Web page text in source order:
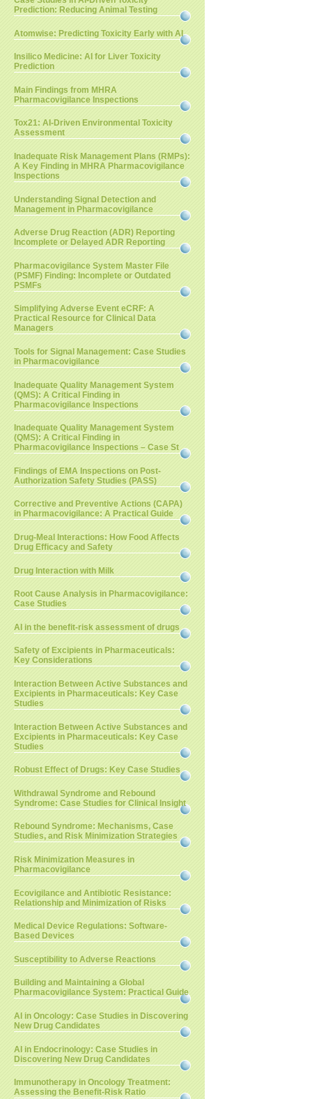
Prediction: Reducing Animal Testing
Atomwise: Predicting Toxicity Early with AI
Insilico Medicine: AI for Liver Toxicity
Prediction
Main Findings from MHRA
Pharmacovigilance Inspections
Tox21: AI-Driven Environmental Toxicity
Assessment
Inadequate Risk Management Plans (RMPs):
A Key Finding in MHRA Pharmacovigilance
Inspections
Understanding Signal Detection and
Management in Pharmacovigilance
Adverse Drug Reaction (ADR) Reporting
Incomplete or Delayed ADR Reporting
Pharmacovigilance System Master File
(PSMF) Finding: Incomplete or Outdated
PSMFs
Simplifying Adverse Event eCRF: A
Practical Resource for Clinical Data
Managers
Tools for Signal Management: Case Studies
in Pharmacovigilance
Inadequate Quality Management System
(QMS): A Critical Finding in
Pharmacovigilance Inspections
Inadequate Quality Management System
(QMS): A Critical Finding in
Pharmacovigilance Inspections – Case St
Findings of EMA Inspections on Post-
Authorization Safety Studies (PASS)
Corrective and Preventive Actions (CAPA)
in Pharmacovigilance: A Practical Guide
Drug-Meal Interactions: How Food Affects
Drug Efficacy and Safety
Drug Interaction with Milk
Root Cause Analysis in Pharmacovigilance:
Case Studies
AI in the benefit-risk assessment of drugs
Safety of Excipients in Pharmaceuticals:
Key Considerations
Interaction Between Active Substances and
Excipients in Pharmaceuticals: Key Case
Studies
Interaction Between Active Substances and
Excipients in Pharmaceuticals: Key Case
Studies
Robust Effect of Drugs: Key Case Studies
Withdrawal Syndrome and Rebound
Syndrome: Case Studies for Clinical Insight
Rebound Syndrome: Mechanisms, Case
Studies, and Risk Minimization Strategies
Risk Minimization Measures in
Pharmacovigilance
Ecovigilance and Antibiotic Resistance:
Relationship and Minimization of Risks
Medical Device Regulations: Software-
Based Devices
Susceptibility to Adverse Reactions
Building and Maintaining a Global
Pharmacovigilance System: Practical Guide
AI in Oncology: Case Studies in Discovering
New Drug Candidates
AI in Endocrinology: Case Studies in
Discovering New Drug Candidates
Immunotherapy in Oncology Treatment:
Assessing the Benefit-Risk Ratio